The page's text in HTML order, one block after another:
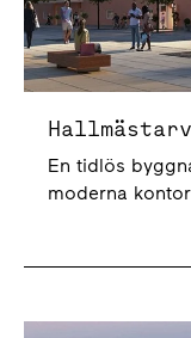
En tidlös
moderna